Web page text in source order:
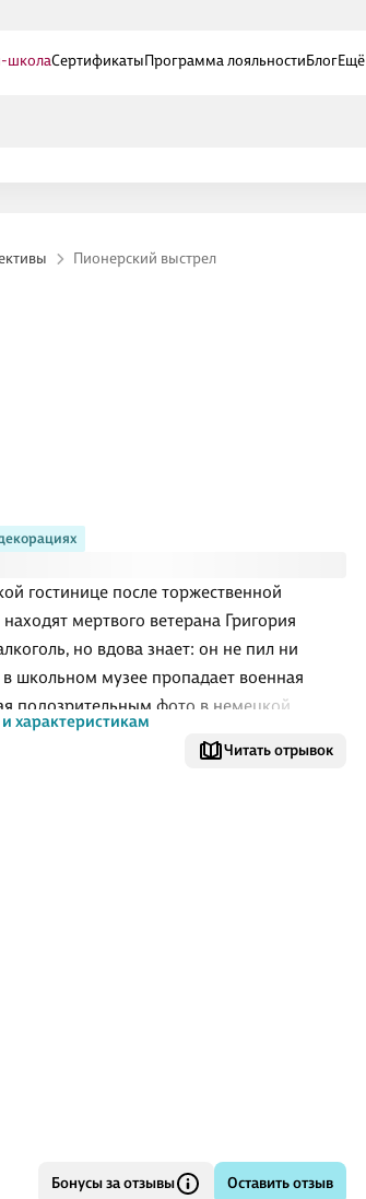
школаСертификатыПрограмма лояльностиБлогЕщё
Пионерский выстрел
Читать отрывок
гостинице после торжественной
мертвого ветерана Григория
но вдова знает: он не пил ни
школьном музее пропадает военная
подозрительным фото в немецкой
Анна Горюнова публично усомнится в
ветеранов — и ночью ее душат.
характеристикам
Бонусы за отзывы Оставить отзыв